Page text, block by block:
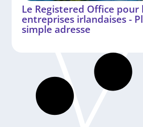
Le Registered Office pour
entreprises irlandaises -
simple adresse